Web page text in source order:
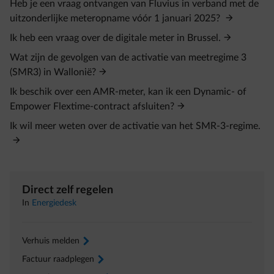
Heb je een vraag ontvangen van Fluvius in verband met de
uitzonderlijke meteropname vóór 1 januari 2025?
Ik heb een vraag over de digitale meter in Brussel.
Wat zijn de gevolgen van de activatie van meetregime 3
(SMR3) in Wallonië?
Ik beschik over een AMR-meter, kan ik een Dynamic- of
Empower Flextime-contract afsluiten?
Ik wil meer weten over de activatie van het SMR-3-regime.
Direct zelf regelen
In Energiedesk
Verhuis melden arrow-right
Factuur raadplegen arrow-right